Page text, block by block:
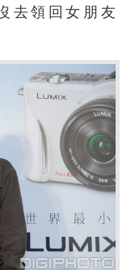
去領回女朋友